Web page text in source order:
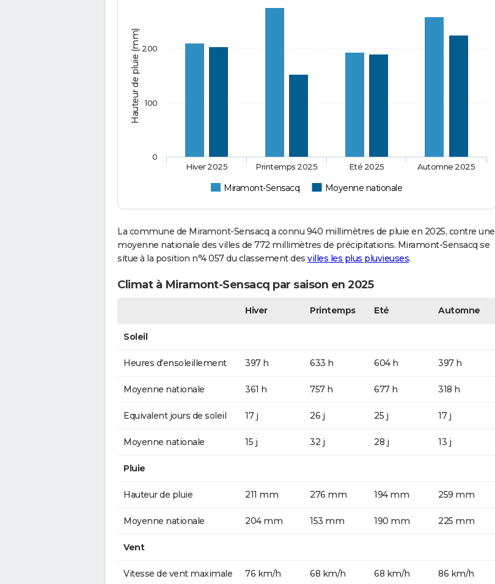
Hauteur de pluie (mm)
Miramont-Sensacq Moyenne nationale
Hiver 2025 Printemps 2025 Eté 2025 Automne 2025
0
100
200
La commune de Miramont-Sensacq a connu 940 millimètres de pluie en 2025, contre une
moyenne nationale des villes de 772 millimètres de précipitations. Miramont-Sensacq se
situe à la position n°4 057 du classement des villes les plus pluvieuses.
Climat à Miramont-Sensacq par saison en 2025
Hiver Printemps Eté Automne
Soleil
Heures d'ensoleillement 397 h 633 h 604 h 397 h
Moyenne nationale 361 h 757 h 677 h 318 h
Equivalent jours de soleil 17 j 26 j 25 j 17 j
Moyenne nationale 15 j 32 j 28 j 13 j
Pluie
Hauteur de pluie 211 mm 276 mm 194 mm 259 mm
Moyenne nationale 204 mm 153 mm 190 mm 225 mm
Vent
Vitesse de vent maximale 76 km/h 68 km/h 68 km/h 86 km/h